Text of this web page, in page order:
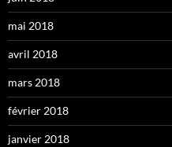
mai 2018
avril 2018
mars 2018
février 2018
janvier 2018